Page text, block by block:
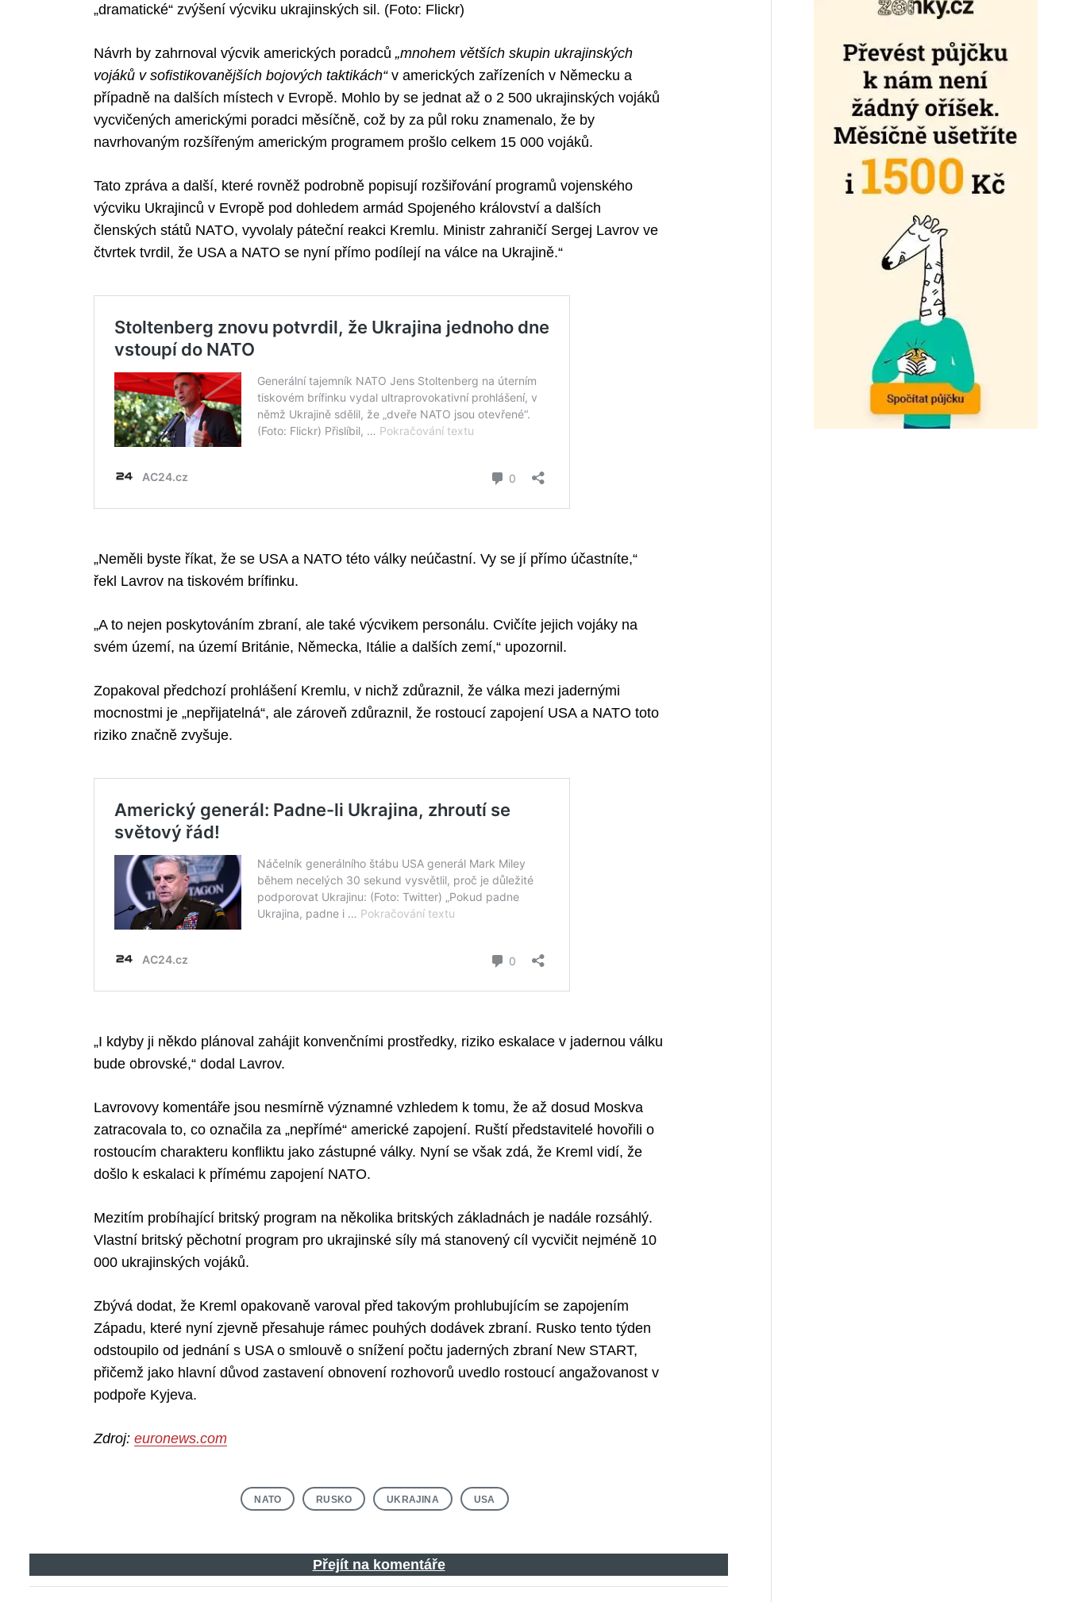
„dramatické“ zvýšení výcviku ukrajinských sil. (Foto: Flickr)
Návrh by zahrnoval výcvik amerických poradců „mnohem větších skupin ukrajinských
vojáků v sofistikovanějších bojových taktikách“ v amerických zařízeních v Německu a
případně na dalších místech v Evropě. Mohlo by se jednat až o 2 500 ukrajinských vojáků
vycvičených americkými poradci měsíčně, což by za půl roku znamenalo, že by
navrhovaným rozšířeným americkým programem prošlo celkem 15 000 vojáků.
Tato zpráva a další, které rovněž podrobně popisují rozšiřování programů vojenského
výcviku Ukrajinců v Evropě pod dohledem armád Spojeného království a dalších
členských států NATO, vyvolaly páteční reakci Kremlu. Ministr zahraničí Sergej Lavrov ve
čtvrtek tvrdil, že USA a NATO se nyní přímo podílejí na válce na Ukrajině.“
„Neměli byste říkat, že se USA a NATO této války neúčastní. Vy se jí přímo účastníte,“
řekl Lavrov na tiskovém brífinku.
„A to nejen poskytováním zbraní, ale také výcvikem personálu. Cvičíte jejich vojáky na
svém území, na území Británie, Německa, Itálie a dalších zemí,“ upozornil.
Zopakoval předchozí prohlášení Kremlu, v nichž zdůraznil, že válka mezi jadernými
mocnostmi je „nepřijatelná“, ale zároveň zdůraznil, že rostoucí zapojení USA a NATO toto
riziko značně zvyšuje.
„I kdyby ji někdo plánoval zahájit konvenčními prostředky, riziko eskalace v jadernou válku
bude obrovské,“ dodal Lavrov.
Lavrovovy komentáře jsou nesmírně významné vzhledem k tomu, že až dosud Moskva
zatracovala to, co označila za „nepřímé“ americké zapojení. Ruští představitelé hovořili o
rostoucím charakteru konfliktu jako zástupné války. Nyní se však zdá, že Kreml vidí, že
došlo k eskalaci k přímému zapojení NATO.
Mezitím probíhající britský program na několika britských základnách je nadále rozsáhlý.
Vlastní britský pěchotní program pro ukrajinské síly má stanovený cíl vycvičit nejméně 10
000 ukrajinských vojáků.
Zbývá dodat, že Kreml opakovaně varoval před takovým prohlubujícím se zapojením
Západu, které nyní zjevně přesahuje rámec pouhých dodávek zbraní. Rusko tento týden
odstoupilo od jednání s USA o smlouvě o snížení počtu jaderných zbraní New START,
přičemž jako hlavní důvod zastavení obnovení rozhovorů uvedlo rostoucí angažovanost v
podpoře Kyjeva.
Zdroj: euronews.com
NATO RUSKO UKRAJINA USA
Přejít na komentáře